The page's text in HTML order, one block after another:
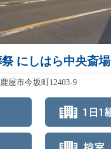
にしはら中央斎場
鹿屋市今坂町12403-9